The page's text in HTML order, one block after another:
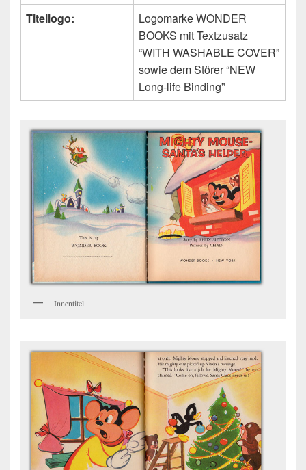
Titellogo:
Logomarke WONDER
BOOKS mit Textzusatz
“WITH WASHABLE COVER”
sowie dem Störer “NEW
Long-life Binding”
Innentitel